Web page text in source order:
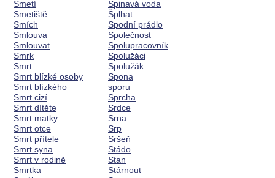
Smetí
Smetiště
Smích
Smlouva
Smlouvat
Smrk
Smrt
Smrt blízké osoby
Smrt blízkého
Smrt cizí
Smrt dítěte
Smrt matky
Smrt otce
Smrt přítele
Smrt syna
Smrt v rodině
Smrtka
Špinavá voda
Šplhat
Spodní prádlo
Společnost
Spolupracovník
Spolužáci
Spolužák
Spona
sporu
Sprcha
Srdce
Srna
Srp
Sršeň
Stádo
Stan
Stárnout